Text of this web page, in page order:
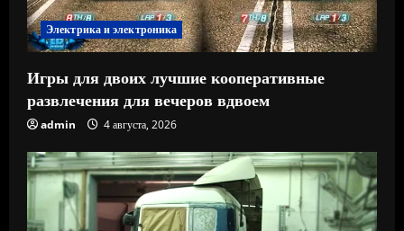
Электрика и электроника
Игры для двоих лучшие кооперативные
развлечения для вечеров вдвоем
admin 4 августа, 2026